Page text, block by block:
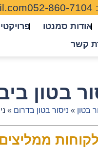
אודות סמנטו
קשר
בטון
בטון » ניסור בטון בדרום »
לקוחות ממליצים